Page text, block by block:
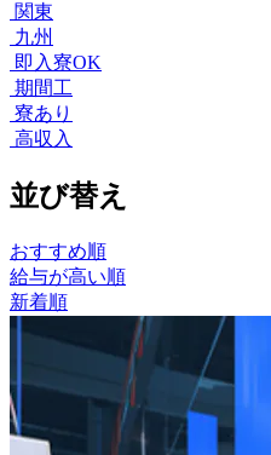
関東
九州
即入寮OK
期間工
寮あり
高収入
並び替え
おすすめ順
給与が高い順
新着順